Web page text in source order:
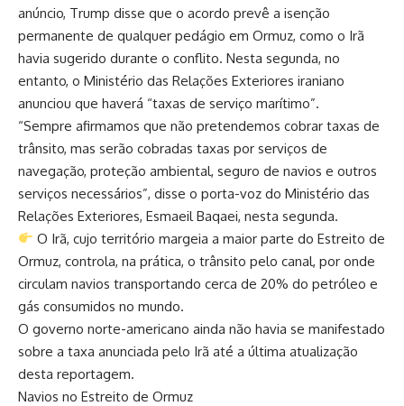
anúncio, Trump disse que o acordo prevê a isenção
permanente de qualquer pedágio em Ormuz, como o Irã
havia sugerido durante o conflito. Nesta segunda, no
entanto, o Ministério das Relações Exteriores iraniano
anunciou que haverá “taxas de serviço marítimo”.
“Sempre afirmamos que não pretendemos cobrar taxas de
trânsito, mas serão cobradas taxas por serviços de
navegação, proteção ambiental, seguro de navios e outros
serviços necessários”, disse o porta-voz do Ministério das
Relações Exteriores, Esmaeil Baqaei, nesta segunda.
O Irã, cujo território margeia a maior parte do Estreito de
Ormuz, controla, na prática, o trânsito pelo canal, por onde
circulam navios transportando cerca de 20% do petróleo e
gás consumidos no mundo.
O governo norte-americano ainda não havia se manifestado
sobre a taxa anunciada pelo Irã até a última atualização
desta reportagem.
Navios no Estreito de Ormuz